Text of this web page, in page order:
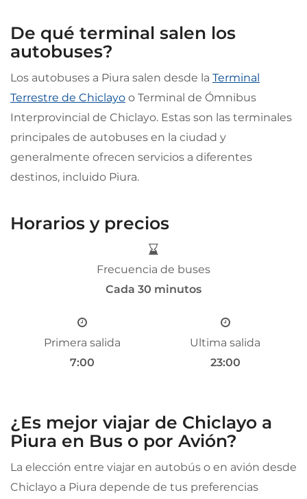
De qué terminal salen los
autobuses?
Los autobuses a Piura salen desde la Terminal
Terrestre de Chiclayo o Terminal de Ómnibus
Interprovincial de Chiclayo. Estas son las terminales
principales de autobuses en la ciudad y
generalmente ofrecen servicios a diferentes
destinos, incluido Piura.
Horarios y precios
Frecuencia de buses
Cada 30 minutos
Primera salida
7:00
Ultima salida
23:00
¿Es mejor viajar de Chiclayo a
Piura en Bus o por Avión?
La elección entre viajar en autobús o en avión desde
Chiclayo a Piura depende de tus preferencias